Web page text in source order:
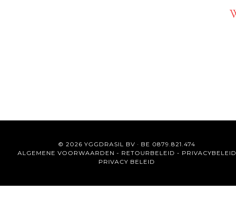
© 2026 YGGDRASIL BV · BE 0879.821.474
ALGEMENE VOORWAARDEN - RETOURBELEID - PRIVACYBELEID
PRIVACY BELEID